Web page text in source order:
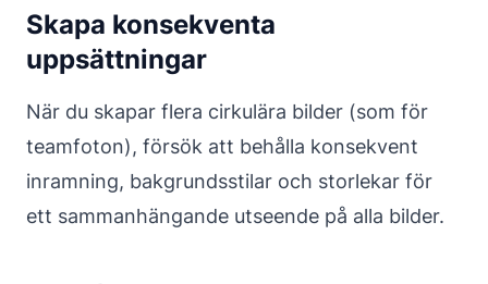
Skapa konsekventa
uppsättningar
När du skapar flera cirkulära bilder (som för
teamfoton), försök att behålla konsekvent
inramning, bakgrundsstilar och storlekar för
ett sammanhängande utseende på alla bilder.